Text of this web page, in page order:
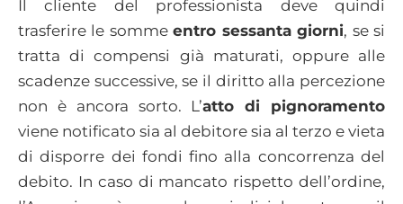
Il cliente del professionista deve quindi
trasferire le sommeentro sessanta giorni, se si
tratta di compensi già maturati, oppure alle
scadenze successive, se il diritto alla percezione
non è ancora sorto. L’atto di pignoramento
viene notificato sia al debitore sia al terzo e vieta
di disporre dei fondi fino alla concorrenza del
debito. In caso di mancato rispetto dell’ordine,